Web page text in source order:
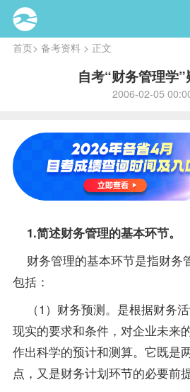
首页> 备考资料> 正文
自考“财务管理学
2006-02-05
1.简述财务管理的基本环节。
财务管理的基本环节是指财务
包括：
（1）财务预测。是根据财务
现实的要求和条件，对企业未来
作出科学的预计和测算。它既是
点，又是财务计划环节的必要前提